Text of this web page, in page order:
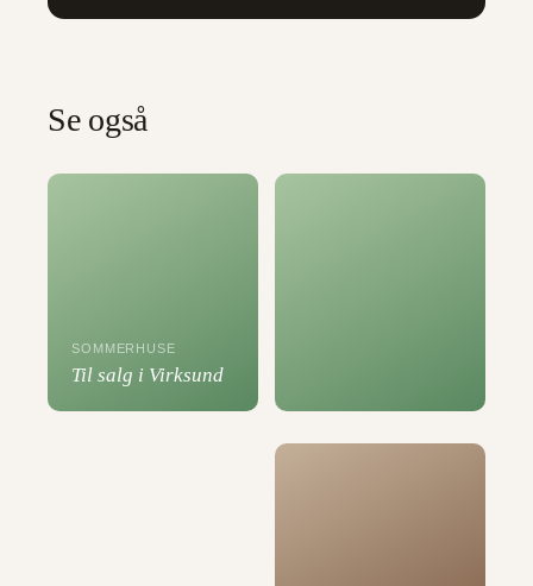
Se også
SOMMERHUSE
Til salg i Virksund